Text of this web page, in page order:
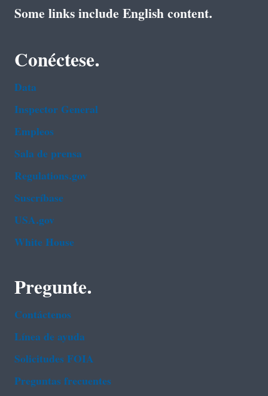
Some links include English content.
Conéctese.
Data
Inspector General
Empleos
Sala de prensa
Regulations.gov
Suscríbase
USA.gov
White House
Pregunte.
Contáctenos
Línea de ayuda
Solicitudes FOIA
Preguntas frecuentes